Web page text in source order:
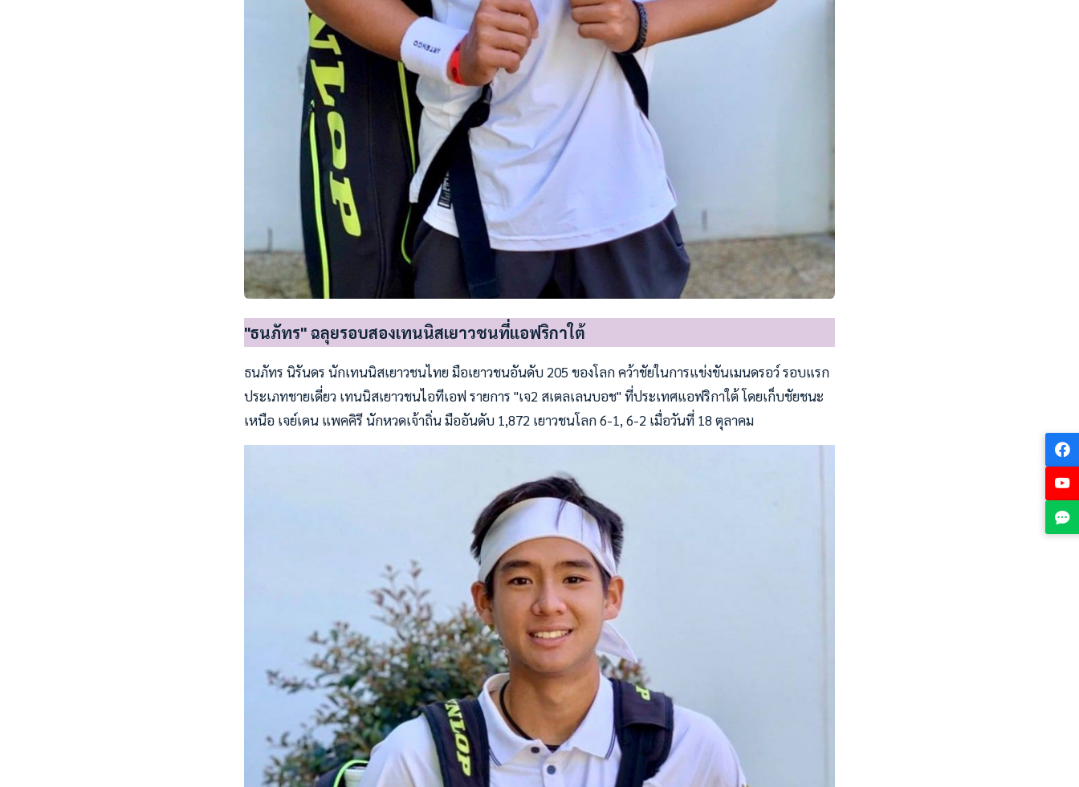
"ธนภัทร" ฉลุยรอบสองเทนนิสเยาวชนที่แอฟริกาใต้
ธนภัทร นิรันดร นักเทนนิสเยาวชนไทย มือเยาวชนอันดับ 205 ของโลก คว้าชัยในการแข่งขันเมนดรอว์ รอบแรก
ประเภทชายเดี่ยว เทนนิสเยาวชนไอทีเอฟ รายการ "เจ2 สเตลเลนบอช" ที่ประเทศแอฟริกาใต้ โดยเก็บชัยชนะ
เหนือ เจย์เดน แพคคิรี นักหวดเจ้าถิ่น มืออันดับ 1,872 เยาวชนโลก 6-1, 6-2 เมื่อวันที่ 18 ตุลาคม